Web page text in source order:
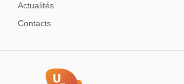
Actualités
Contacts